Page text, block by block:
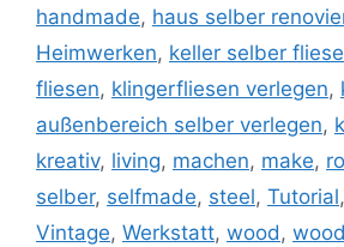
handmade, haus selber
Heimwerken, keller selber
fliesen, klingerfliesen verlegen,
außenbereich selber verlegen,
kreativ, living, machen, make,
selber, selfmade, steel, Tutorial,
Vintage, Werkstatt, wood,